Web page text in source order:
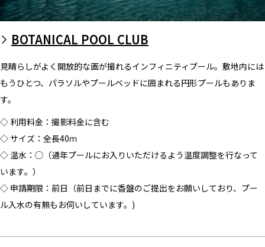
BOTANICAL POOL CLUB
見晴らしがよく開放的な画が撮れるインフィニティプール。敷地内には
もうひとつ、パラソルやプールベッドに囲まれる円形プールもありま
す。
◇ 利用料金：撮影料金に含む
◇ サイズ：全長40ｍ
◇ 温水：◯（通年プールにお入りいただけるよう温度調整を行なって
います。）
◇ 申請期限：前日（前日までに香盤のご提出をお願いしており、プー
ル入水の有無もお伺いしています。)